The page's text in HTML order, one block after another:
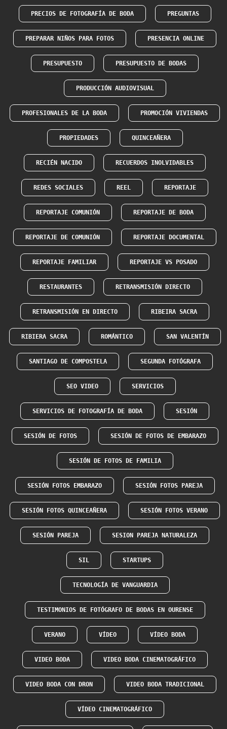
PRECIOS DE FOTOGRAFÍA DE BODA PREGUNTAS
PREPARAR NIÑOS PARA FOTOS PRESENCIA ONLINE
PRESUPUESTO PRESUPUESTO DE BODAS
PRODUCCIÓN AUDIOVISUAL
PROFESIONALES DE LA BODA PROMOCIÓN VIVIENDAS
PROPIEDADES QUINCEAÑERA
RECIÉN NACIDO RECUERDOS INOLVIDABLES
REDES SOCIALES REEL REPORTAJE
REPORTAJE COMUNIÓN REPORTAJE DE BODA
REPORTAJE DE COMUNIÓN REPORTAJE DOCUMENTAL
REPORTAJE FAMILIAR REPORTAJE VS POSADO
RESTAURANTES RETRANSMISIÓN DIRECTO
RETRANSMISIÓN EN DIRECTO RIBEIRA SACRA
RIBIERA SACRA ROMÁNTICO SAN VALENTÍN
SANTIAGO DE COMPOSTELA SEGUNDA FOTÓGRAFA
SEO VIDEO SERVICIOS
SERVICIOS DE FOTOGRAFÍA DE BODA SESIÓN
SESIÓN DE FOTOS SESIÓN DE FOTOS DE EMBARAZO
SESIÓN DE FOTOS DE FAMILIA
SESIÓN FOTOS EMBARAZO SESIÓN FOTOS PAREJA
SESIÓN FOTOS QUINCEAÑERA SESIÓN FOTOS VERANO
SESIÓN PAREJA SESION PAREJA NATURALEZA
SIL STARTUPS
TECNOLOGÍA DE VANGUARDIA
TESTIMONIOS DE FOTÓGRAFO DE BODAS EN OURENSE
VERANO VÍDEO VÍDEO BODA
VIDEO BODA VIDEO BODA CINEMATOGRÁFICO
VIDEO BODA CON DRON VIDEO BODA TRADICIONAL
VÍDEO CINEMATOGRÁFICO